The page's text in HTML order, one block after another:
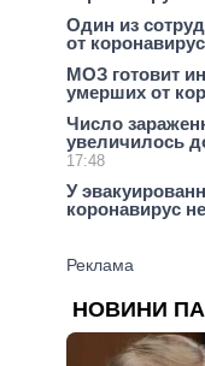
Один из
от
МОЗ готовит
умерших от
Число
увеличилось
17:48
У
коронавирус